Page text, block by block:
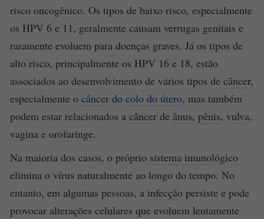
risco oncogênico. Os tipos de baixo risco, especialmente
os HPV 6 e 11, geralmente causam verrugas genitais e
raramente evoluem para doenças graves. Já os tipos de
alto risco, principalmente os HPV 16 e 18, estão
associados ao desenvolvimento de vários tipos de câncer,
especialmente o câncer do colo do útero, mas também
podem estar relacionados a câncer de ânus, pênis, vulva,
vagina e orofaringe.
Na maioria dos casos, o próprio sistema imunológico
elimina o vírus naturalmente ao longo do tempo. No
entanto, em algumas pessoas, a infecção persiste e pode
provocar alterações celulares que evoluem lentamente